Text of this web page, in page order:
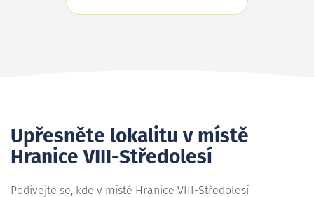
Upřesněte lokalitu v místě
Hranice VIII-Středolesí
Podívejte se, kde v místě Hranice VIII-Středolesí